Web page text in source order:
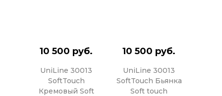
10 500 руб.
UniLine 30013
SoftTouch
Кремовый Soft
10 500 руб.
UniLine 30013
SoftTouch Бьянка
Soft touch